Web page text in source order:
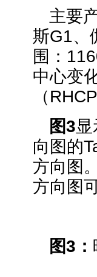
主要
斯G1、
围：
中心变
（
图3
向图的
方向图
方向图
图3：